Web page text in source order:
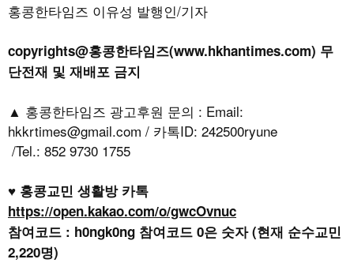
홍콩한타임즈 이유성 발행인/기자
copyrights@홍콩한타임즈(www.hkhantimes.com) 무
단전재 및 재배포 금지
▲ 홍콩한타임즈 광고후원 문의 : Email:
hkkrtimes@gmail.com / 카톡ID: 242500ryune
/Tel.: 852 9730 1755
♥ 홍콩교민 생활방 카톡
https://open.kakao.com/o/gwcOvnuc
참여코드 : h0ngk0ng 참여코드 0은 숫자 (현재 순수교민
2,220명)